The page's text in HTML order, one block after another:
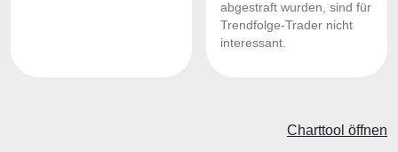
abgestraft wurden, sind für
Trendfolge-Trader nicht
interessant.
Charttool öffnen